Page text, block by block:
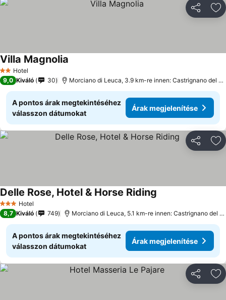
2 Kategória
Hotel
Villa Magnolia
9,0 Kiváló 30 Morciano di Leuca, 3.9 km-re innen: Castrignano del Capo
A pontos árak megtekintéséhez
válasszon dátumokat
Árak megjelenítése
3 Kategória
Hotel
Delle Rose, Hotel & Horse Riding
8,7 Kiváló 749 Morciano di Leuca, 5.1 km-re innen: Castrignano del Capo
A pontos árak megtekintéséhez
válasszon dátumokat
Árak megjelenítése